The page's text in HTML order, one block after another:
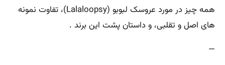
همه چیز در مورد عروسک لبوبو (Lalaloopsy)، تفاوت نمونه
های اصل و تقلبی، و داستان پشت این برند .
—